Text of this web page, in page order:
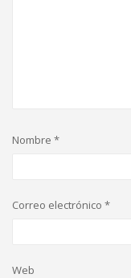
Nombre *
Correo electrónico *
Web